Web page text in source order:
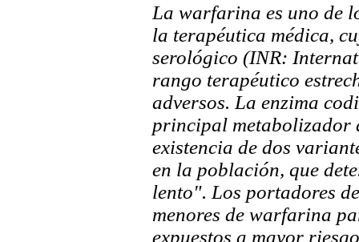
La warfarina es uno de
la terapéutica médica,
serológico (INR:
rango terapéutico
adversos. La enzima
principal metabolizador
existencia de dos
en la población, que
lento". Los portadores
menores de warfarina
expuestos a mayor